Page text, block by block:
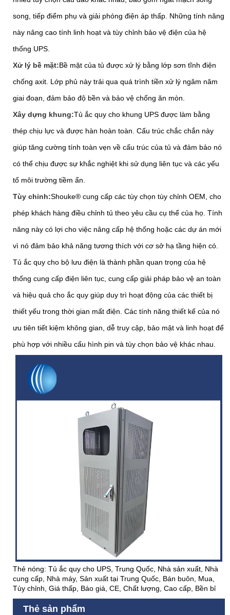
song, tiếp điểm phụ và giải phóng điện áp thấp. Những tính năng
này nâng cao tính linh hoạt và tùy chỉnh bảo vệ điện của hệ
thống UPS.
Xử lý bề mặt:Bề mặt của tủ được xử lý bằng lớp sơn tĩnh điện
chống axit. Lớp phủ này trải qua quá trình tiền xử lý ngâm năm
giai đoạn, đảm bảo độ bền và bảo vệ chống ăn mòn.
Xây dựng khung:Tủ ắc quy cho khung UPS được làm bằng
thép chịu lực và được hàn hoàn toàn. Cấu trúc chắc chắn này
giúp tăng cường tính toàn vẹn về cấu trúc của tủ và đảm bảo nó
có thể chịu được sự khắc nghiệt khi sử dụng liên tục và các yếu
tố môi trường tiềm ẩn.
Tùy chỉnh:Shouke® cung cấp các tùy chọn tùy chỉnh OEM, cho
phép khách hàng điều chỉnh tủ theo yêu cầu cụ thể của họ. Tính
năng này có lợi cho việc nâng cấp hệ thống hoặc các dự án mới
vì nó đảm bảo khả năng tương thích với cơ sở hạ tầng hiện có.
Tủ ắc quy cho bộ lưu điện là thành phần quan trọng của hệ
thống cung cấp điện liên tục, cung cấp giải pháp bảo vệ an toàn
và hiệu quả cho ắc quy giúp duy trì hoạt động của các thiết bị
thiết yếu trong thời gian mất điện. Các tính năng thiết kế của nó
ưu tiên tiết kiệm không gian, dễ truy cập, bảo mật và linh hoạt để
phù hợp với nhiều cấu hình pin và tùy chọn bảo vệ khác nhau.
Thẻ nóng: Tủ ắc quy cho UPS, Trung Quốc, Nhà sản xuất, Nhà
cung cấp, Nhà máy, Sản xuất tại Trung Quốc, Bán buôn, Mua,
Tùy chỉnh, Giá thấp, Báo giá, CE, Chất lượng, Cao cấp, Bền bỉ
Thẻ sản phẩm